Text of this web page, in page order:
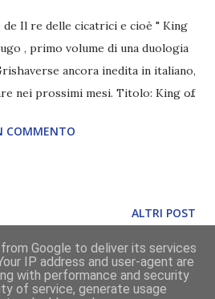
Il re delle cicatrici e cioè " King
, primo volume di una duologia
ancora inedita in italiano,
nei prossimi mesi. Titolo: King of
i tuoi demoni... o nutrili. Nikolai
un debole per l'impossibile.
confini indeboliti, il giovane re
riempire le casse di Ravka,
fermare una crescente minaccia
era il grande esercito Grisha.
COMMENTO
ALTRI POST
by Blogger
Google to deliver its services
IP address and user-agent are
with performance and security
of service, generate usage